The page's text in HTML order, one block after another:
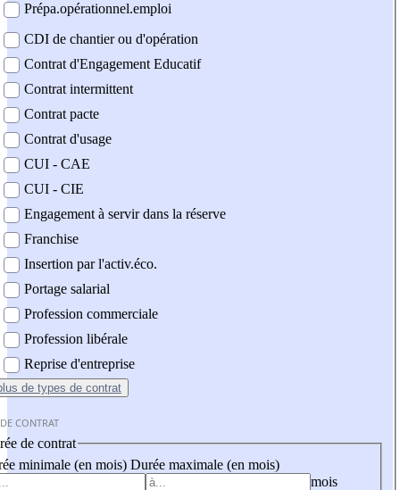
Prépa.opérationnel.emploi
CDI de chantier ou d'opération
Contrat d'Engagement Educatif
Contrat intermittent
Contrat pacte
Contrat d'usage
CUI - CAE
CUI - CIE
Engagement à servir dans la réserve
Franchise
Insertion par l'activ.éco.
Portage salarial
Profession commerciale
Profession libérale
Reprise d'entreprise
de types de contrat
CONTRAT
de contrat
minimale (en mois) Durée maximale (en mois)
mois